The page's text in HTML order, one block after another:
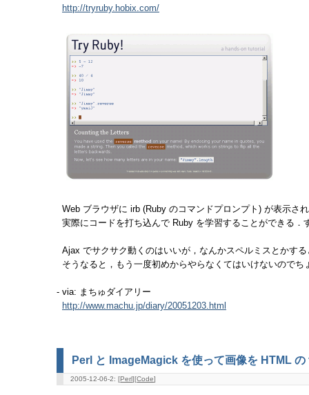
http://tryruby.hobix.com/
Web ブラウザに irb (Ruby のコマンドプロンプト) が表示さ
実際にコードを打ち込んで Ruby を学習することができる．
Ajax でサクサク動くのはいいが，なんかスペルミスとかす
そうなると，もう一度初めからやらなくてはいけないのでち
- via: まちゅダイアリー
http://www.machu.jp/diary/20051203.html
Perl と ImageMagick を使って画像を HTML
2005-12-06-2: [Perl][Code]